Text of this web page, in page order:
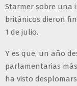
Starmer sobre una
británicos dieron
1 de julio.
Y es que, un año
parlamentarias
ha visto